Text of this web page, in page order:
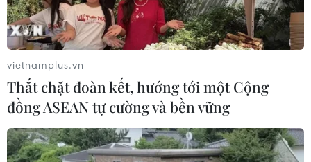
Giá vàng thế giới quay đầu
giảm nhẹ do áp lực chốt lời
07/08/2026 00:31
Chứng khoán Mỹ rời đỉnh
khi giá năng lượng leo
thang
vietnamplus.vn
Thắt chặt đoàn kết, hướng tới một Cộng
đồng ASEAN tự cường và bền vững